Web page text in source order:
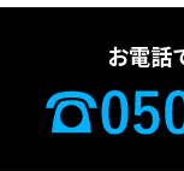
お電話